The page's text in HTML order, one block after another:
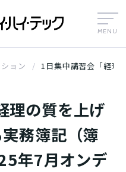
ョン 1日集中講習会「経理
理の質を上げ
務簿記（簿
年7月オンデ